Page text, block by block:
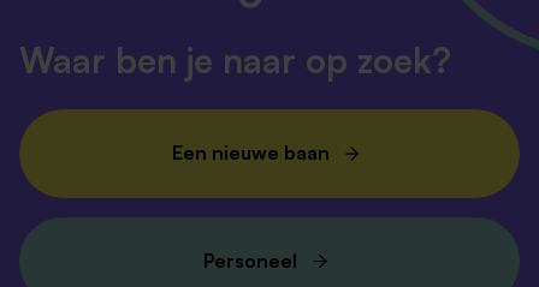
Waar ben je naar op zoek?
Een nieuwe baan
Personeel